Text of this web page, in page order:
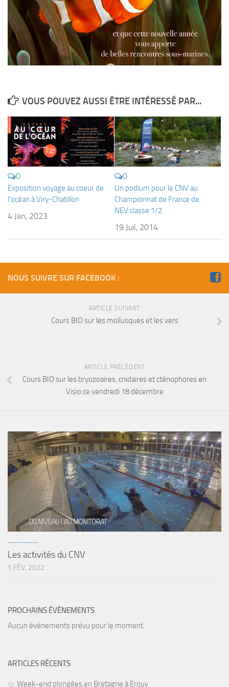
Plouf
ECOLE DE PLONGEE
Formations
Jeune plongeur
Plongeur N2
Plongeur N3
Maintien des acquis
Guide de palanquée N4
Initiateur
Organisation
Sorties 2025
Sorties 2018
sorties 2017
Sorties 2016
Sorties 2015
Sorties 2014
BIO SUB
Environnement et Biologie Sub
Photo
NAGE
NAP / NEV
VOUS POUVEZ AUSSI ÊTRE INTÉRESSÉ PAR...
0
Exposition voyage au coeur de
l’océan à Viry-Chatillon
4 Jan, 2023
0
Un podium pour le CNV au
Championnat de France de
NEV classe 1/2
19 Juil, 2014
NOUS SUIVRE SUR FACEBOOK :
ARTICLE SUIVANT
Cours BIO sur les mollusques et les vers
ARTICLE PRÉCÉDENT
Cours BIO sur les bryozoaires, cnidaires et cténophores en
Visio ce vendredi 18 décembre
----------
Les activités du CNV
5 FÉV, 2022
PROCHAINS ÉVÈNEMENTS
Aucun évènements prévu pour le moment.
ARTICLES RÉCENTS
Week-end plongées en Bretagne à Erquy